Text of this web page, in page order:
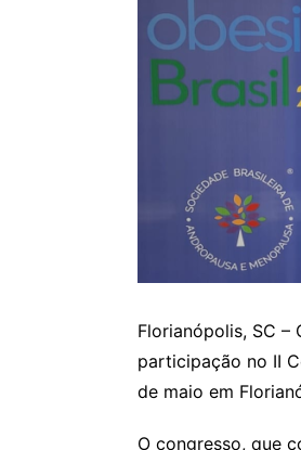
Florianópolis, SC
participação no II
de maio em
O congresso, que